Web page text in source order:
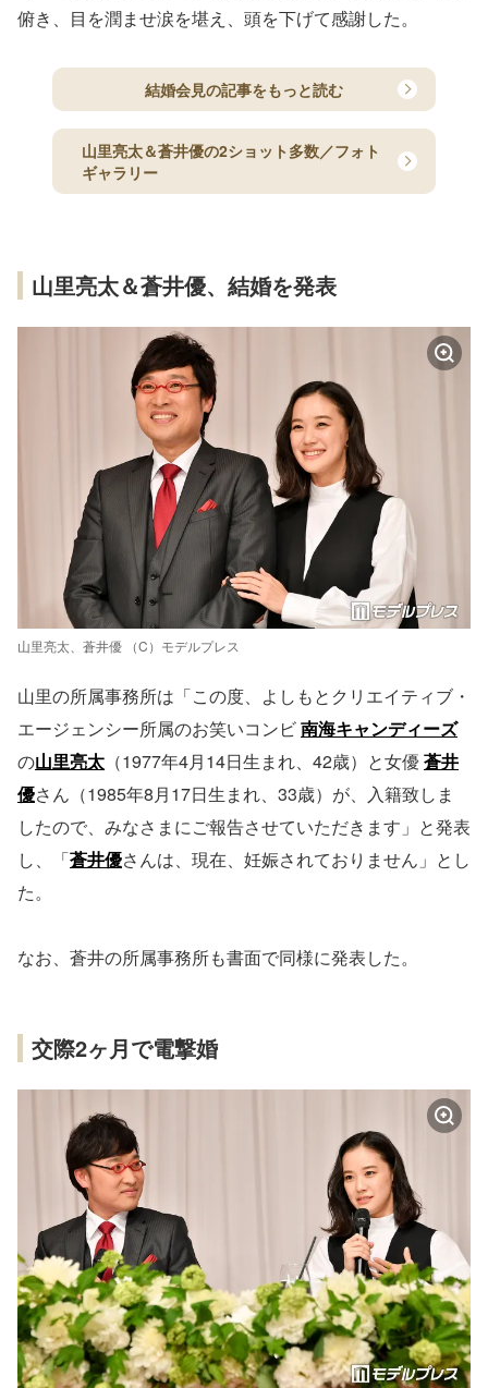
俯き、目を潤ませ涙を堪え、頭を下げて感謝した。
結婚会見の記事をもっと読む
山里亮太＆蒼井優の2ショット多数／フォト
ギャラリー
山里亮太＆蒼井優、結婚を発表
山里亮太、蒼井優 （C）モデルプレス
山里の所属事務所は「この度、よしもとクリエイティブ・
エージェンシー所属のお笑いコンビ南海キャンディーズ
の山里亮太 （1977年4月14日生まれ、42歳）と女優蒼井
優さん（1985年8月17日生まれ、33歳）が、入籍致しま
したので、みなさまにご報告させていただきます」と発表
し、「蒼井優さんは、現在、妊娠されておりません」とし
た。
なお、蒼井の所属事務所も書面で同様に発表した。
交際2ヶ月で電撃婚